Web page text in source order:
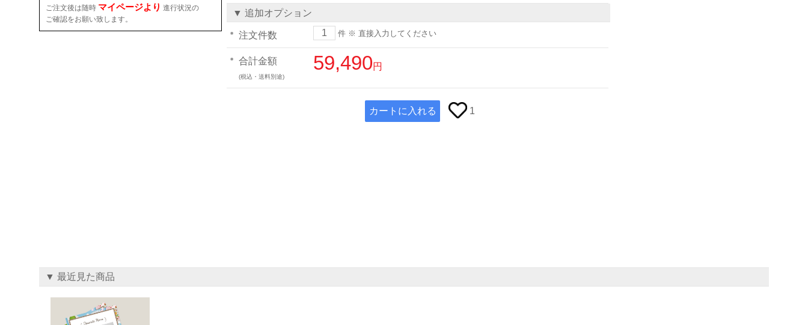
ご注文後は随時 マイページより 進行状況の
ご確認をお願い致します。
▼ 追加オプション
注文件数 件 ※ 直接入力してください
合計金額
(税込・送料別途)
59,490円
カートに入れる 1
▼ 最近見た商品